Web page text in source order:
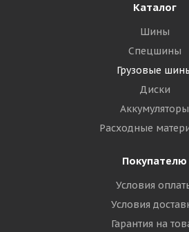
Подробнее
Royal Black TL003 385/55 R22.5
Каталог
Шины
Спецшины
Грузовые
Диски
Аккумуляторы
Расходные
Покупателю
Условия
Условия
Гарантия на